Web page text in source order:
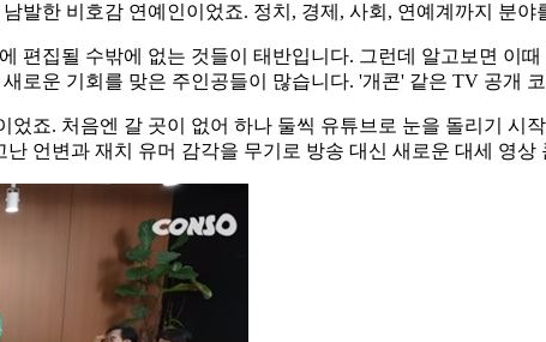
발한 비호감 연예인이었죠. 정치, 경제, 사회, 연예계까지 분
편집될 수밖에 없는 것들이 태반입니다. 그런데 알고보면 이
로운 기회를 맞은 주인공들이 많습니다. '개콘' 같은 TV 공개
죠. 처음엔 갈 곳이 없어 하나 둘씩 유튜브로 눈을 돌리기 시
언변과 재치 유머 감각을 무기로 방송 대신 새로운 대세 영